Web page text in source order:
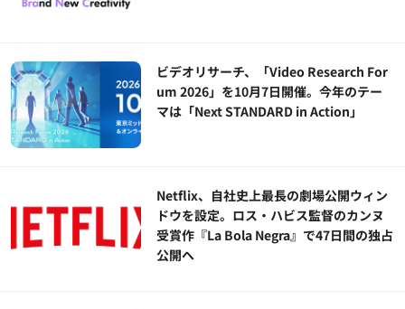
ビデオリサーチ、「Video Research For
um 2026」を10月7日開催。今年のテー
マは「Next STANDARD in Action」
Netflix、自社史上最長の劇場公開ウィン
ドウを設定。ロス・ハビス監督のカンヌ
受賞作『La Bola Negra』で47日間の独占
公開へ